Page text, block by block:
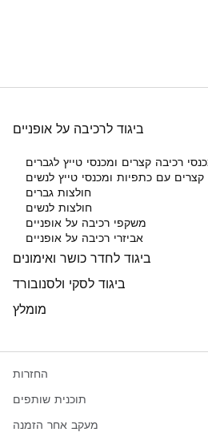
ביגוד לרכיבה על אופניים
רכיבה קצרים ומכנסי טייץ לגברים
קצרים עם כתפיות ומכנסי טייץ לנשים
חולצות גברים
חולצות לנשים
משקפי רכיבה על אופניים
אביזרי רכיבה על אופניים
ביגוד לחדר כושר ואימונים
ביגוד לסקי ולסנובורד
מומלץ
החזרות
תוכנית שותפים
מעקב אחר הזמנה